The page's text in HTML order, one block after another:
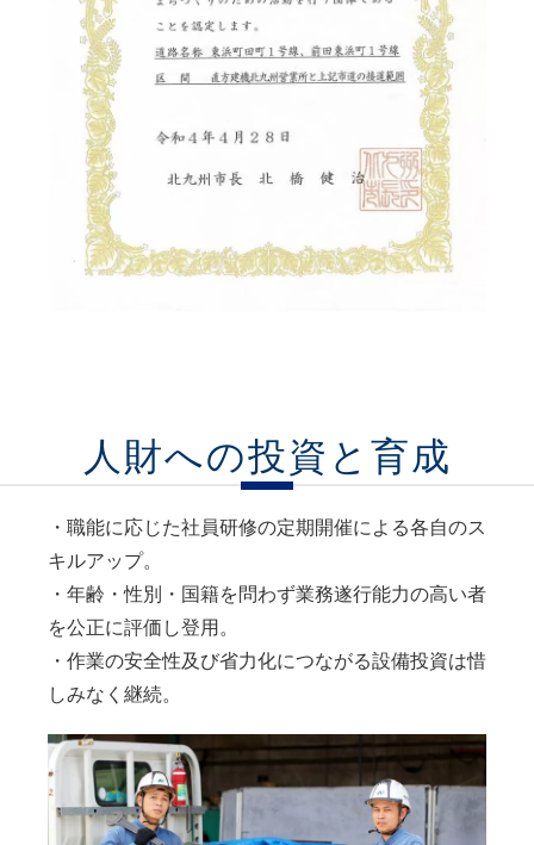
人財への投資と育成
・職能に応じた社員研修の定期開催による各自のス
キルアップ。
・年齢・性別・国籍を問わず業務遂行能力の高い者
を公正に評価し登用。
・作業の安全性及び省力化につながる設備投資は惜
しみなく継続。